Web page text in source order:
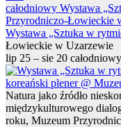
całodniowy Wystawa
Przyrodniczo-Łowieckie
Wystawa „Sztuka w
Łowieckie w Uzarzewie
lip 25 – sie 20 całodniowy
Natura jako źródło
międzykulturowego
roku, Muzeum